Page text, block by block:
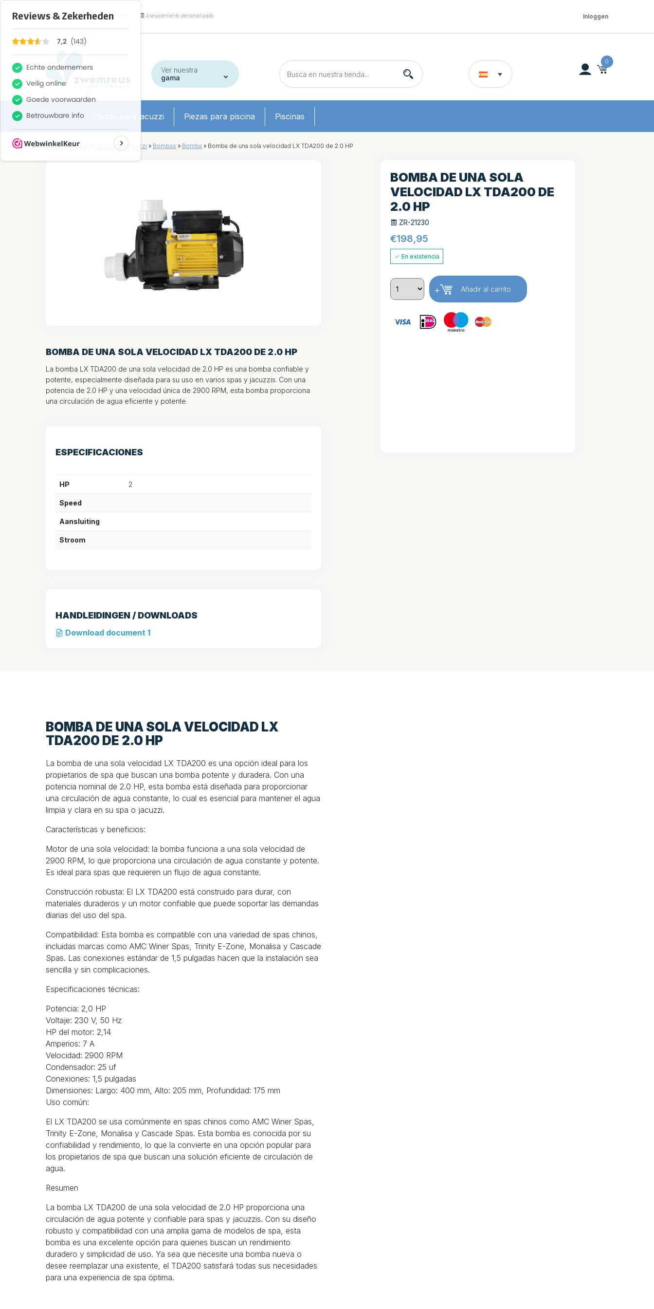
Garantía de devolución de 14 días Asesoramiento personalizado Inloggen
Ver nuestra
gama
0
Ofertas Piezas para jacuzzi Piezas para piscina Piscinas
Home » Tienda Piezas para jacuzzi » Bombas » Bomba » Bomba de una sola velocidad LX TDA200 de 2.0 HP
BOMBA DE UNA SOLA VELOCIDAD LX TDA200 DE 2.0 HP
La bomba LX TDA200 de una sola velocidad de 2.0 HP es una bomba confiable y
potente, especialmente diseñada para su uso en varios spas y jacuzzis. Con una
potencia de 2.0 HP y una velocidad única de 2900 RPM, esta bomba proporciona
una circulación de agua eficiente y potente.
ESPECIFICACIONES
HP 2
Speed
Aansluiting
Stroom
HANDLEIDINGEN / DOWNLOADS
Download document 1
BOMBA DE UNA SOLA
VELOCIDAD LX TDA200 DE
2.0 HP
ZR-21230
€198,95
En existencia
+ Añadir al carrito
BOMBA DE UNA SOLA VELOCIDAD LX
TDA200 DE 2.0 HP
La bomba de una sola velocidad LX TDA200 es una opción ideal para los
propietarios de spa que buscan una bomba potente y duradera. Con una
potencia nominal de 2.0 HP, esta bomba está diseñada para proporcionar
una circulación de agua constante, lo cual es esencial para mantener el agua
limpia y clara en su spa o jacuzzi.
Características y beneficios:
Motor de una sola velocidad: la bomba funciona a una sola velocidad de
2900 RPM, lo que proporciona una circulación de agua constante y potente.
Es ideal para spas que requieren un flujo de agua constante.
Construcción robusta: El LX TDA200 está construido para durar, con
materiales duraderos y un motor confiable que puede soportar las demandas
diarias del uso del spa.
Compatibilidad: Esta bomba es compatible con una variedad de spas chinos,
incluidas marcas como AMC Winer Spas, Trinity E-Zone, Monalisa y Cascade
Spas. Las conexiones estándar de 1,5 pulgadas hacen que la instalación sea
sencilla y sin complicaciones.
Especificaciones técnicas:
Potencia: 2,0 HP
Voltaje: 230 V, 50 Hz
HP del motor: 2,14
Amperios: 7 A
Velocidad: 2900 RPM
Condensador: 25 uf
Conexiones: 1,5 pulgadas
Dimensiones: Largo: 400 mm, Alto: 205 mm, Profundidad: 175 mm
Uso común:
El LX TDA200 se usa comúnmente en spas chinos como AMC Winer Spas,
Trinity E-Zone, Monalisa y Cascade Spas. Esta bomba es conocida por su
confiabilidad y rendimiento, lo que la convierte en una opción popular para
los propietarios de spa que buscan una solución eficiente de circulación de
agua.
Resumen
La bomba LX TDA200 de una sola velocidad de 2.0 HP proporciona una
circulación de agua potente y confiable para spas y jacuzzis. Con su diseño
robusto y compatibilidad con una amplia gama de modelos de spa, esta
bomba es una excelente opción para quienes buscan un rendimiento
duradero y simplicidad de uso. Ya sea que necesite una bomba nueva o
desee reemplazar una existente, el TDA200 satisfará todas sus necesidades
para una experiencia de spa óptima.